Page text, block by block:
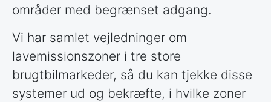
områder med begrænset adgang.
Vi har samlet vejledninger om
lavemissionszoner i tre store
brugtbilmarkeder, så du kan tjekke disse
systemer ud og bekræfte, i hvilke zoner